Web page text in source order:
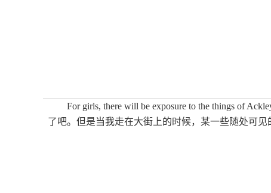
For girls, there will be exposure to the things of
了吧。但是当我走在大街上的时候，某一些随处可